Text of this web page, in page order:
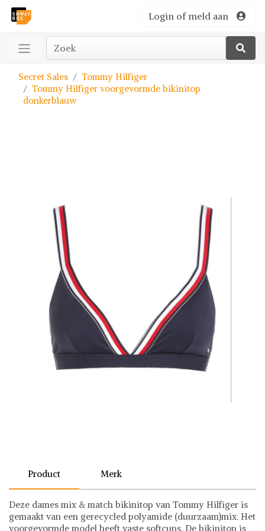
Login of meld aan
Secret Sales
Tommy Hilfiger
Tommy Hilfiger voorgevormde bikinitop
donkerblauw
Product Merk
Deze dames mix & match bikinitop van Tommy Hilfiger is
gemaakt van een gerecycled polyamide (duurzaam)mix. Het
voorgevormde model heeft vaste softcups. De bikinitop is